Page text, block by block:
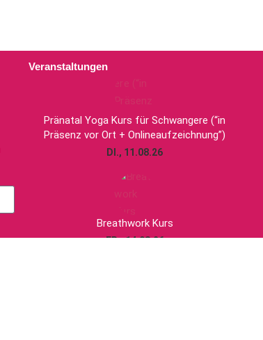
Veranstaltungen
Pränatal Yoga Kurs für Schwangere (“in
Präsenz vor Ort + Onlineaufzeichnung”)
DI., 11.08.26
Breathwork Kurs
FR., 14.08.26